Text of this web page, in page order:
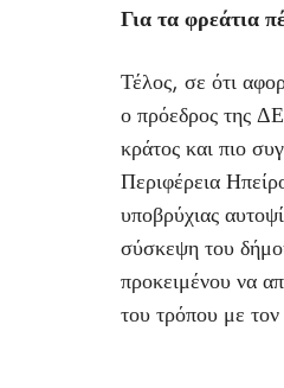
Για τα φρεάτια
Τέλος, σε ότι
ο πρόεδρος της
κράτος και πιο
Περιφέρεια
υποβρύχιας
σύσκεψη του
προκειμένου να
του τρόπου με